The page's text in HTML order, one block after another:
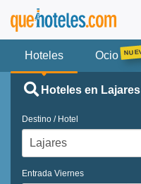
Hoteles Ocio
Hoteles en Lajares
Destino / Hotel
Entrada Viernes